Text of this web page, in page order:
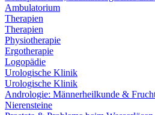
Ambulatorium
Therapien
Therapien
Physiotherapie
Ergotherapie
Logopädie
Urologische Klinik
Urologische Klinik
Andrologie: Männerheilkunde &
Nierensteine